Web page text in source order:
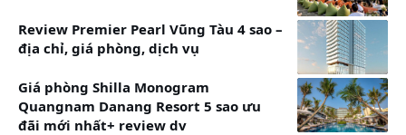
Khách sạn
Swandor hotel
Trang
11 Nguyễn
Tất Thành, Bãi
Khánh Hòa.
Chỉ từ
4.600.000đ/
đêm
Review Premier Pearl Vũng Tàu 4 sao –
địa chỉ, giá phòng, dịch vụ
Giá phòng Shilla Monogram
Quangnam Danang Resort 5 sao ưu
đãi mới nhất+ review dv